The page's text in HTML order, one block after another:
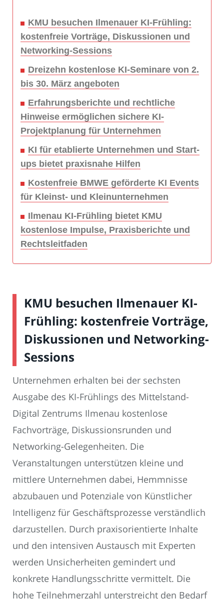
KMU besuchen Ilmenauer KI-Frühling:
kostenfreie Vorträge, Diskussionen und
Networking-Sessions
Dreizehn kostenlose KI-Seminare von 2.
bis 30. März angeboten
Erfahrungsberichte und rechtliche
Hinweise ermöglichen sichere KI-
Projektplanung für Unternehmen
KI für etablierte Unternehmen und Start-
ups bietet praxisnahe Hilfen
Kostenfreie BMWE geförderte KI Events
für Kleinst- und Kleinunternehmen
Ilmenau KI-Frühling bietet KMU
kostenlose Impulse, Praxisberichte und
Rechtsleitfaden
KMU besuchen Ilmenauer KI-
Frühling: kostenfreie Vorträge,
Diskussionen und Networking-
Sessions
Unternehmen erhalten bei der sechsten
Ausgabe des KI-Frühlings des Mittelstand-
Digital Zentrums Ilmenau kostenlose
Fachvorträge, Diskussionsrunden und
Networking-Gelegenheiten. Die
Veranstaltungen unterstützen kleine und
mittlere Unternehmen dabei, Hemmnisse
abzubauen und Potenziale von Künstlicher
Intelligenz für Geschäftsprozesse verständlich
darzustellen. Durch praxisorientierte Inhalte
und den intensiven Austausch mit Experten
werden Unsicherheiten gemindert und
konkrete Handlungsschritte vermittelt. Die
hohe Teilnehmerzahl unterstreicht den Bedarf